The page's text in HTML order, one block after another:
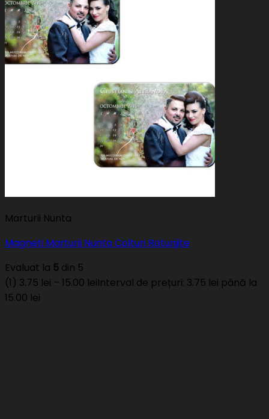
Marturii Nunta
Magneti Marturii Nunta Colturi Rotunjite
Evaluat la 5 din 5
(1) 3.75 lei – 15.00 leiInterval de prețuri: 3.75 lei până la
15.00 lei